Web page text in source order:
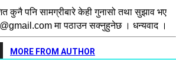
कुनै पनि सामग्रीबारे केही गुनासो तथा सुझाव भए
मा पठाउन सक्नुहुनेछ । धन्यवाद ।
MORE FROM AUTHOR